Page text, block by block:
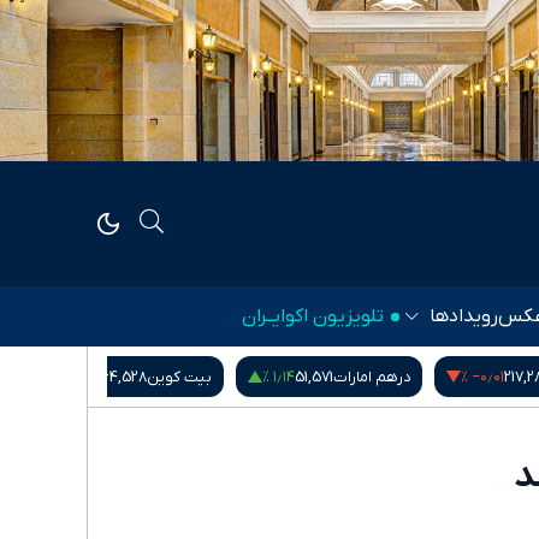
رویدادها تلویزیون اکوایــران
۱٫۱۴ % بیت کوین64,528‎−۰٫۶۰ % شاخص کل بورس5,407,901.78